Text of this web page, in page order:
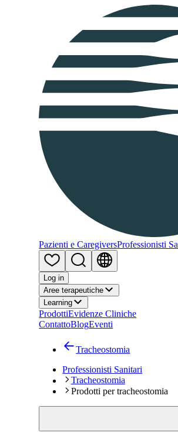
Pazienti e CaregiversProfessionisti
Log in
Aree terapeutiche
Learning
ProdottiEvidenze Cliniche
ContattoBlogEventi
Tracheostomia
Professionisti Sanitari
Tracheostomia
Prodotti per tracheostomia